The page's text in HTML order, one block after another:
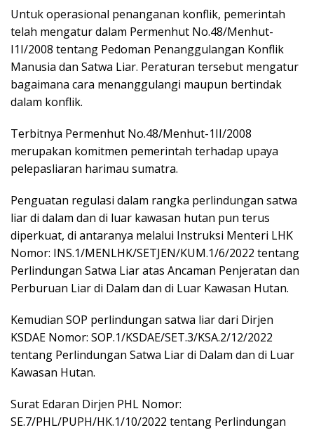
Untuk operasional penanganan konflik, pemerintah
telah mengatur dalam Permenhut No.48/Menhut-
I1I/2008 tentang Pedoman Penanggulangan Konflik
Manusia dan Satwa Liar. Peraturan tersebut mengatur
bagaimana cara menanggulangi maupun bertindak
dalam konflik.
Terbitnya Permenhut No.48/Menhut-1II/2008
merupakan komitmen pemerintah terhadap upaya
pelepasliaran harimau sumatra.
Penguatan regulasi dalam rangka perlindungan satwa
liar di dalam dan di luar kawasan hutan pun terus
diperkuat, di antaranya melalui Instruksi Menteri LHK
Nomor: INS.1/MENLHK/SETJEN/KUM.1/6/2022 tentang
Perlindungan Satwa Liar atas Ancaman Penjeratan dan
Perburuan Liar di Dalam dan di Luar Kawasan Hutan.
Kemudian SOP perlindungan satwa liar dari Dirjen
KSDAE Nomor: SOP.1/KSDAE/SET.3/KSA.2/12/2022
tentang Perlindungan Satwa Liar di Dalam dan di Luar
Kawasan Hutan.
Surat Edaran Dirjen PHL Nomor:
SE.7/PHL/PUPH/HK.1/10/2022 tentang Perlindungan